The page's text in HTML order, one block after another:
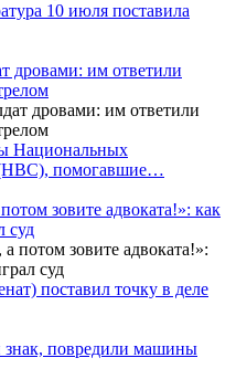
10 июля поставила
дровами: им ответили
Национальных
помогавшие…
зовите адвоката!»: как
суд
поставил точку в деле
знак, повредили машины